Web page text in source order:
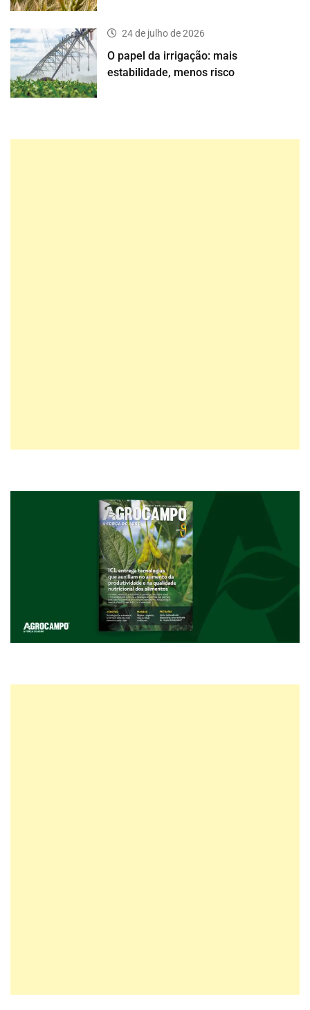
24 de julho de 2026
O papel da irrigação: mais
estabilidade, menos risco